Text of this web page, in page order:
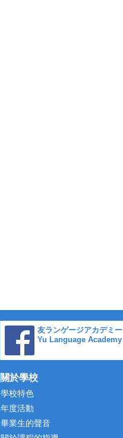
友ランゲージアカデミー
Yu Language Academy
關於學校
學校特色
年度活動
畢業生的聲音